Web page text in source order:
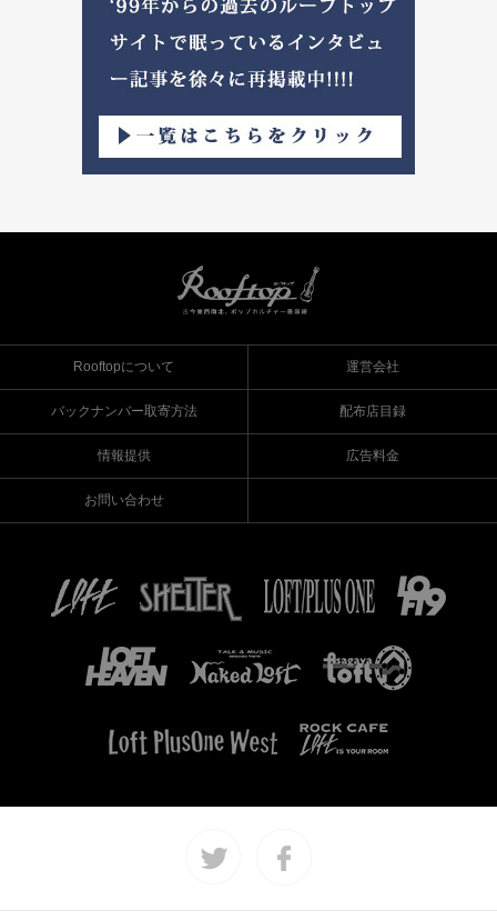
Rooftopについて 運営会社
バックナンバー取寄方法 配布店目録
情報提供 広告料金
お問い合わせ